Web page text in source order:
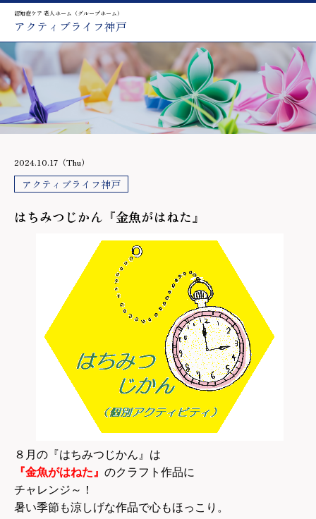
認知症ケア 老人ホーム（グループホーム）
アクティブライフ神戸
2024.10.17（Thu）
アクティブライフ神戸
はちみつじかん『金魚がはねた』
８月の『はちみつじかん』は
『金魚がはねた』 のクラフト作品に
チャレンジ～！
暑い季節も涼しげな作品で心もほっこり。